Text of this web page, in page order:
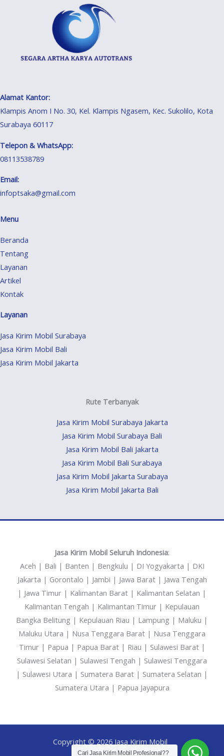
Alamat Kantor:
Klampis Anom I No. 30, Kel. Klampis Ngasem, Kec. Sukolilo, Kota
Surabaya 60117
Telepon & WhatsApp:
08113538789
Email:
infoptsaka@gmail.com
Menu
Beranda
Tentang
Layanan
Artikel
Kontak
Layanan
Jasa Kirim Mobil Surabaya
Jasa Kirim Mobil Bali
Jasa Kirim Mobil Jakarta
Rute Terbanyak
Jasa Kirim Mobil Surabaya Jakarta
Jasa Kirim Mobil Surabaya Bali
Jasa Kirim Mobil Bali Jakarta
Jasa Kirim Mobil Bali Surabaya
Jasa Kirim Mobil Jakarta Surabaya
Jasa Kirim Mobil Jakarta Bali
Jasa Kirim Mobil Seluruh Indonesia:
Aceh | Bali | Banten | Bengkulu | DI Yogyakarta | DKI
Jakarta | Gorontalo | Jambi | Jawa Barat | Jawa Tengah
| Jawa Timur | Kalimantan Barat | Kalimantan Selatan |
Kalimantan Tengah | Kalimantan Timur | Kepulauan
Bangka Belitung | Kepulauan Riau | Lampung | Maluku |
Maluku Utara | Nusa Tenggara Barat | Nusa Tenggara
Timur | Papua | Papua Barat | Riau | Sulawesi Barat |
Sulawesi Selatan | Sulawesi Tengah | Sulawesi Tenggara
| Sulawesi Utara | Sumatera Barat | Sumatera Selatan |
Sumatera Utara | Papua Jayapura
Copyright © 2026 Jasa Kirim Mobil
Cari Jasa Kirim Mobil Profesional??